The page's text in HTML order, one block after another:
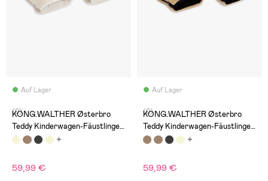
Auf Lager
(0)
KONG.WALTHER Østerbro
Teddy Kinderwagen-Fäustlinge,
Creme
59,99 €
Auf Lager
(0)
KONG.WALTHER Østerbro
Teddy Kinderwagen-Fäustlinge,
Brown
59,99 €